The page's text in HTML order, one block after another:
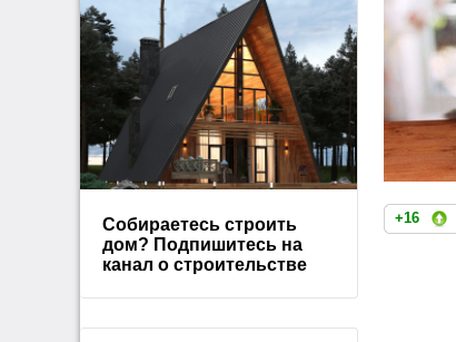
+16
Собираетесь строить
дом? Подпишитесь на
канал о строительстве